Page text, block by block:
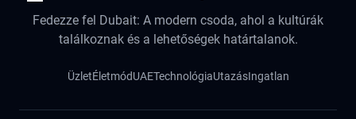
Fedezze fel Dubait: A modern csoda, ahol a kultúrák
találkoznak és a lehetőségek határtalanok.
ÜzletÉletmódUAETechnológiaUtazásIngatlan